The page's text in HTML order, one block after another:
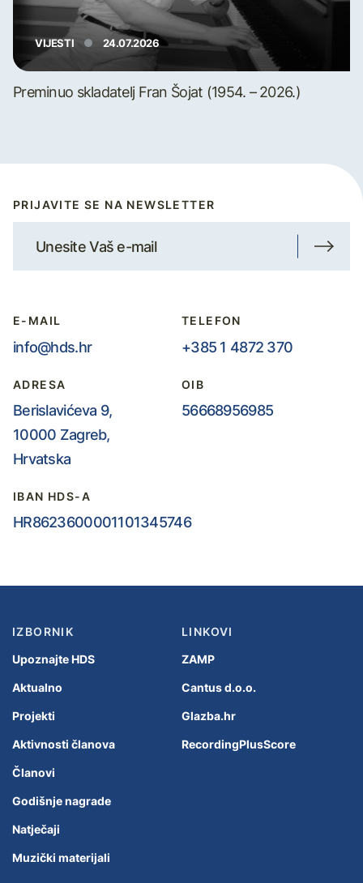
VIJESTI 24.07.2026
Preminuo skladatelj Fran Šojat (1954. – 2026.)
PRIJAVITE SE NA NEWSLETTER
E-MAIL
info@hds.hr
TELEFON
+385 1 4872 370
ADRESA
Berislavićeva 9,
10000 Zagreb,
Hrvatska
OIB
56668956985
IBAN HDS-A
HR8623600001101345746
IZBORNIK
Upoznajte HDS
Aktualno
Projekti
Aktivnosti članova
Članovi
Godišnje nagrade
Natječaji
Muzički materijali
LINKOVI
ZAMP
Cantus d.o.o.
Glazba.hr
RecordingPlusScore